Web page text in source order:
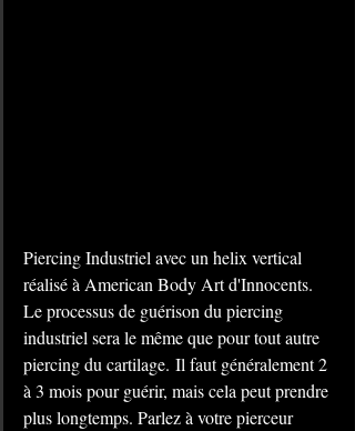
Piercing Industriel avec un helix vertical
réalisé à American Body Art d'Innocents.
Le processus de guérison du piercing
industriel sera le même que pour tout autre
piercing du cartilage. Il faut généralement 2
à 3 mois pour guérir, mais cela peut prendre
plus longtemps. Parlez à votre pierceur